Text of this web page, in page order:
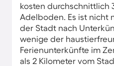
kosten durchschnittlich
Adelboden. Es ist nicht
der Stadt nach
wenige der
Ferienunterkünfte im
als 2 Kilometer vom